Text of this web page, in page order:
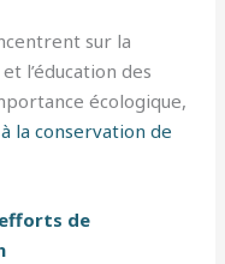
sur la
l’éducation des
écologique,
à la conservation de
de